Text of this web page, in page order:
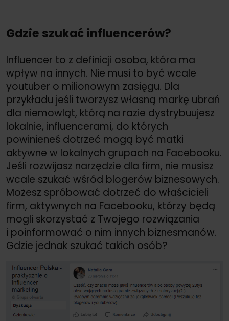
Gdzie szukać influencerów?
Influencer to z definicji osoba, która ma
wpływ na innych. Nie musi to być wcale
youtuber o milionowym zasięgu. Dla
przykładu jeśli tworzysz własną markę ubrań
dla niemowląt, którą na razie dystrybuujesz
lokalnie, influencerami, do których
powinieneś dotrzeć mogą być matki
aktywne w lokalnych grupach na Facebooku.
Jeśli rozwijasz narzędzie dla firm, nie musisz
wcale szukać wśród blogerów biznesowych.
Możesz spróbować dotrzeć do właścicieli
firm, aktywnych na Facebooku, którzy będą
mogli skorzystać z Twojego rozwiązania
i poinformować o nim innych biznesmanów.
Gdzie jednak szukać takich osób?